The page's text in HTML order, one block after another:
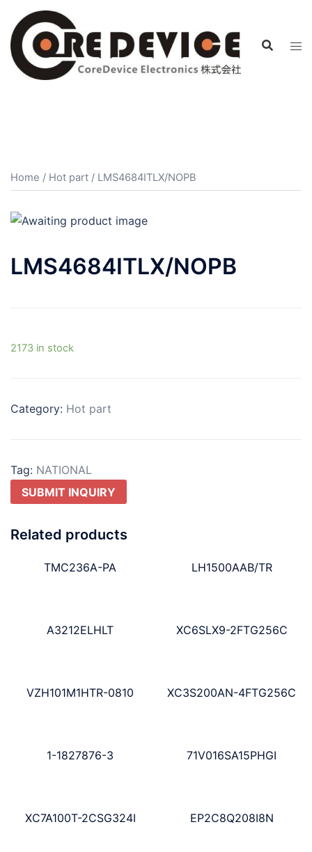
Home / Hot part / LMS4684ITLX/NOPB
LMS4684ITLX/NOPB
2173 in stock
Category: Hot part
Tag: NATIONAL
SUBMIT INQUIRY
Related products
TMC236A-PA LH1500AAB/TR
A3212ELHLT XC6SLX9-2FTG256C
VZH101M1HTR-0810 XC3S200AN-4FTG256C
1-1827876-3 71V016SA15PHGI
XC7A100T-2CSG324I EP2C8Q208I8N